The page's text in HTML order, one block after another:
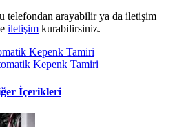
telefondan arayabilir ya da iletişim
iletişim kurabilirsiniz.
Kepenk Tamiri
Kepenk Tamiri
İçerikleri